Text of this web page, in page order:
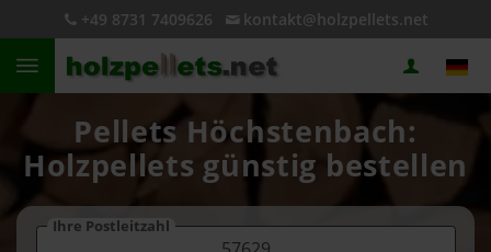
+49 8731 7409626 kontakt@holzpellets.net
Pellets Höchstenbach:
Holzpellets günstig bestellen
Ihre Postleitzahl